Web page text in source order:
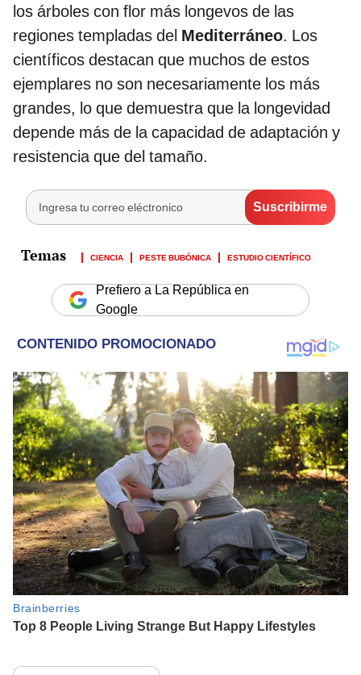
los árboles con flor más longevos de las
regiones templadas del Mediterráneo. Los
científicos destacan que muchos de estos
ejemplares no son necesariamente los más
grandes, lo que demuestra que la longevidad
depende más de la capacidad de adaptación y
resistencia que del tamaño.
CIENCIA PESTE BUBÓNICA ESTUDIO CIENTÍFICO
Prefiero a La República en
Google